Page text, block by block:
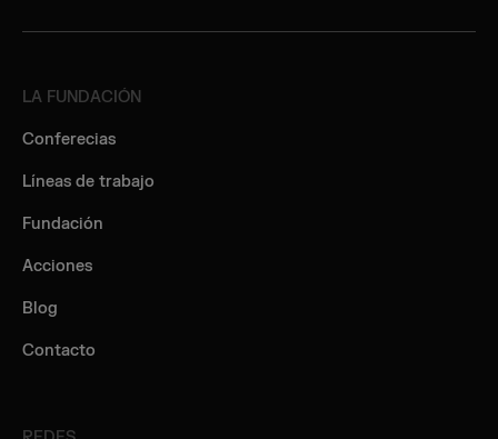
LA FUNDACIÓN
Conferecias
Líneas de trabajo
Fundación
Acciones
Blog
Contacto